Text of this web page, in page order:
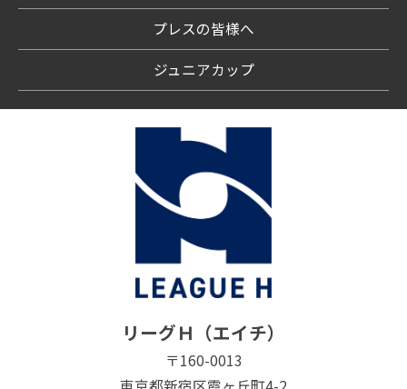
プレスの皆様へ
ジュニアカップ
リーグＨ（エイチ）
〒160-0013